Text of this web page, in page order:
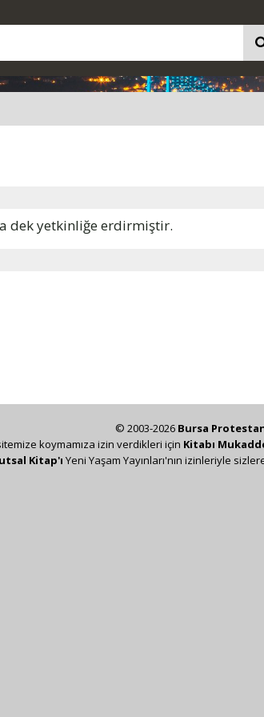
dek yetkinliğe erdirmiştir.
© 2003-2026 Bursa
koymamıza izin verdikleri için Kitabı
Kitap'ı Yeni Yaşam Yayınları'nın izinleriyle